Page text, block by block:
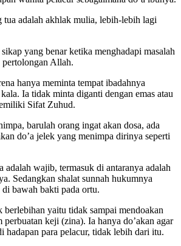
tua adalah akhlak mulia, lebih-lebih lagi
yang benar ketika menghadapi masalah
Allah.
hanya meminta tempat ibadahnya
Ia tidak minta diganti dengan emas atau
Sifat Zuhud.
barulah orang ingat akan dosa, ada
do’a jelek yang menimpa dirinya seperti
adalah wajib, termasuk di antaranya adalah
Sedangkan shalat sunnah hukumnya
bawah bakti pada ortu.
berlebihan yaitu tidak sampai mendoakan
perbuatan keji (zina). Ia hanya do’akan agar
hadapan para pelacur, tidak lebih dari itu.